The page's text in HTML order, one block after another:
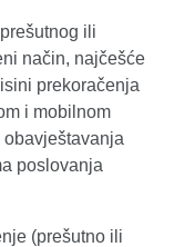
ili
način, najčešće
prekoračenja
i mobilnom
poslovanja
(prešutno ili